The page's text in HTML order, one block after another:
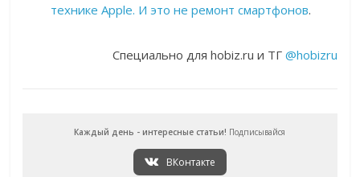
технике Apple. И это не ремонт смартфонов.
Специально для hobiz.ru и ТГ @hobizru
Каждый день - интересные статьи! Подписывайся
ВКонтакте